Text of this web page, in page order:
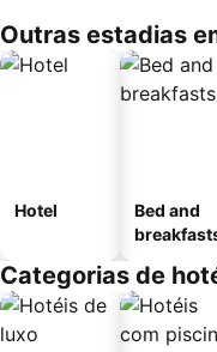
Outras estadias
Hotel
Bed and
Categorias de